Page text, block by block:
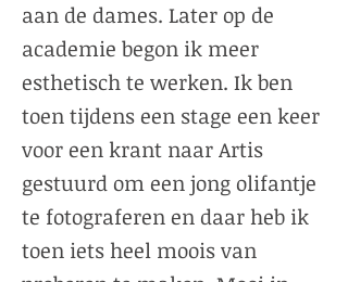
aan de dames. Later op de
academie begon ik meer
esthetisch te werken. Ik ben
toen tijdens een stage een keer
voor een krant naar Artis
gestuurd om een jong olifantje
te fotograferen en daar heb ik
toen iets heel moois van